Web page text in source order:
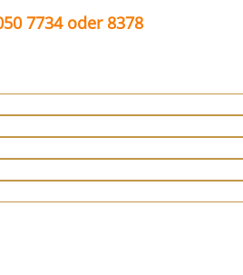
7734 oder 8378